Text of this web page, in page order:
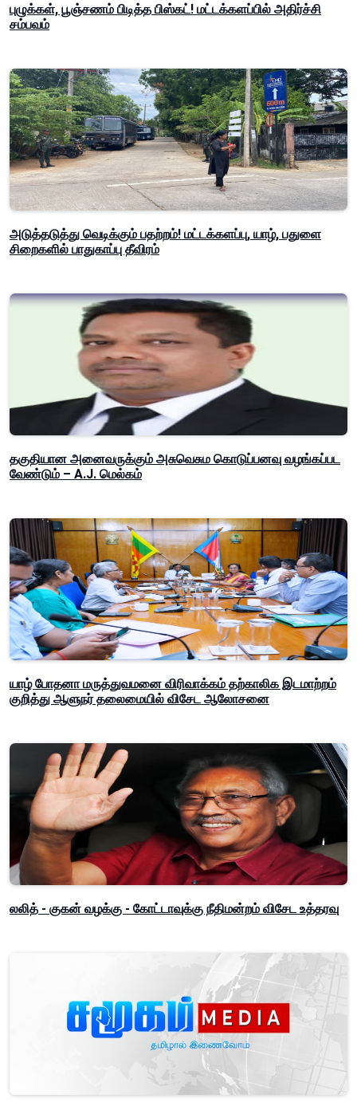
புழுக்கள், பூஞ்சணம் பிடித்த பிஸ்கட்! மட்டக்களப்பில் அதிர்ச்சி
சம்பவம்
அடுத்தடுத்து வெடிக்கும் பதற்றம்! மட்டக்களப்பு, யாழ், பதுளை
சிறைகளில் பாதுகாப்பு தீவிரம்
தகுதியான அனைவருக்கும் அசுவெசும கொடுப்பனவு வழங்கப்பட
வேண்டும் – A.J. மெல்கம்
யாழ் போதனா மருத்துவமனை விரிவாக்கம் தற்காலிக இடமாற்றம்
குறித்து ஆளுநர் தலைமையில் விசேட ஆலோசனை
லலித் - குகன் வழக்கு - கோட்டாவுக்கு நீதிமன்றம் விசேட உத்தரவு